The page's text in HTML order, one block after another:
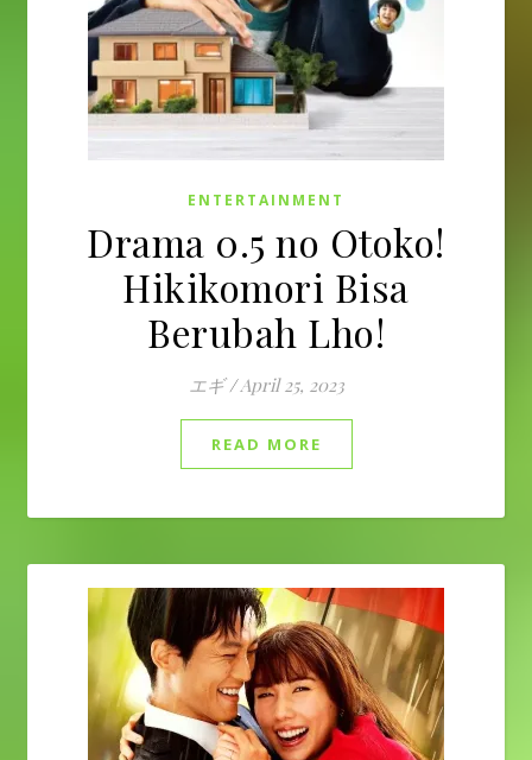
ENTERTAINMENT
Drama 0.5 no Otoko!
Hikikomori Bisa
Berubah Lho!
エギ /April 25, 2023
READ MORE